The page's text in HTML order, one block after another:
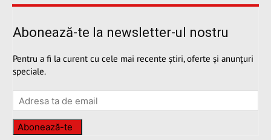
Abonează-te la newsletter-ul nostru
Pentru a fi la curent cu cele mai recente știri, oferte și anunțuri
speciale.
Abonează-te